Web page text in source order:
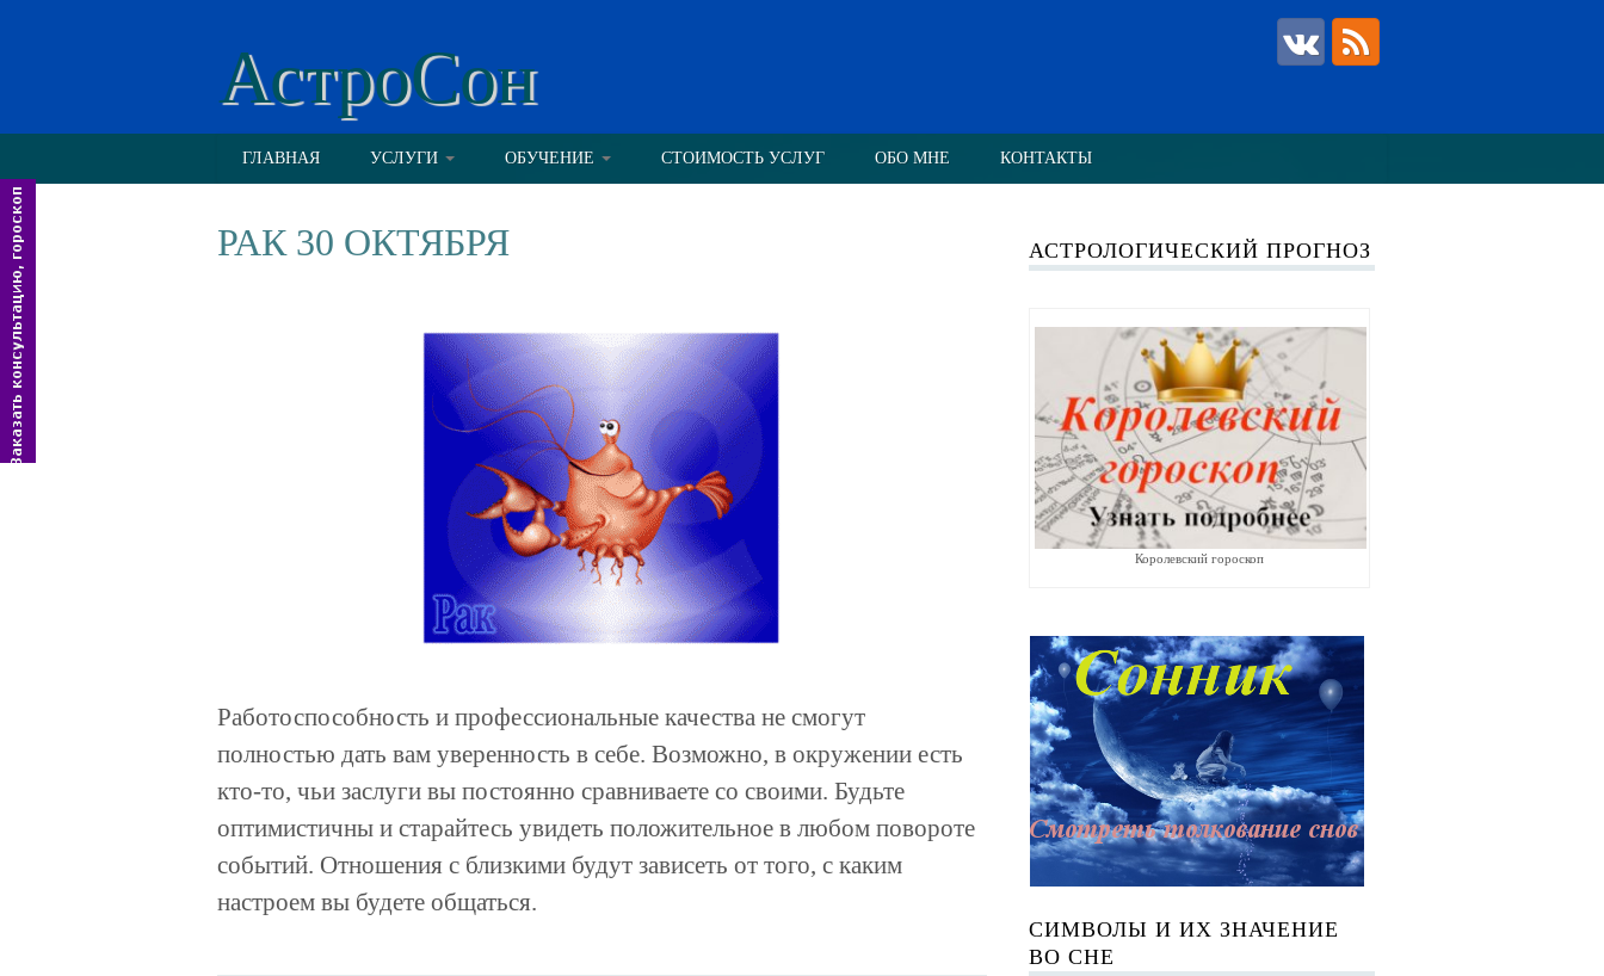
АстроСон
ГЛАВНАЯ УСЛУГИ ОБУЧЕНИЕ СТОИМОСТЬ УСЛУГ ОБО МНЕ КОНТАКТЫ
РАК 30 ОКТЯБРЯ
Работоспособность и профессиональные качества не смогут
полностью дать вам уверенность в себе. Возможно, в окружении есть
кто-то, чьи заслуги вы постоянно сравниваете со своими. Будьте
оптимистичны и старайтесь увидеть положительное в любом повороте
событий. Отношения с близкими будут зависеть от того, с каким
настроем вы будете общаться.
АСТРОЛОГИЧЕСКИЙ ПРОГНОЗ
Королевский гороскоп
СИМВОЛЫ И ИХ ЗНАЧЕНИЕ
ВО СНЕ